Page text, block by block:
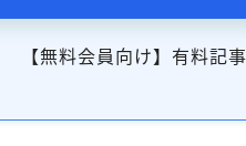
【無料会員向け】有料記